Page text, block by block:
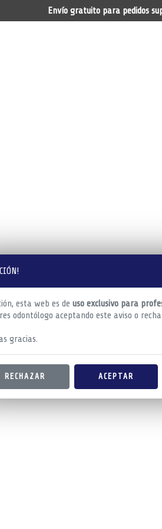
esta web es de uso exclusivo para
odontólogo aceptando este aviso o
gracias.
RECHAZAR ACEPTAR
Envío gratuito para pedidos